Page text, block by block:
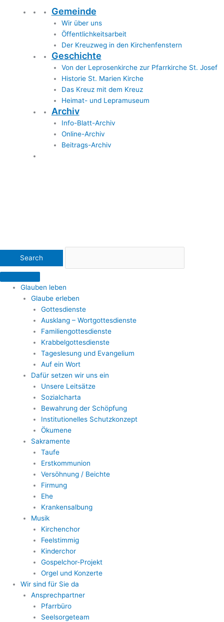
Gemeinde
Wir über uns
Öffentlichkeitsarbeit
Der Kreuzweg in den Kirchenfenstern
Geschichte
Von der Leprosenkirche zur Pfarrkirche St. Josef
Historie St. Marien Kirche
Das Kreuz mit dem Kreuz
Heimat- und Lepramuseum
Archiv
Info-Blatt-Archiv
Online-Archiv
Beitrags-Archiv
Glauben leben
Glaube erleben
Gottesdienste
Ausklang – Wortgottesdienste
Familiengottesdienste
Krabbelgottesdienste
Tageslesung und Evangelium
Auf ein Wort
Dafür setzen wir uns ein
Unsere Leitsätze
Sozialcharta
Bewahrung der Schöpfung
Institutionelles Schutzkonzept
Ökumene
Sakramente
Taufe
Erstkommunion
Versöhnung / Beichte
Firmung
Ehe
Krankensalbung
Musik
Kirchenchor
Feelstimmig
Kinderchor
Gospelchor-Projekt
Orgel und Konzerte
Wir sind für Sie da
Ansprechpartner
Pfarrbüro
Seelsorgeteam